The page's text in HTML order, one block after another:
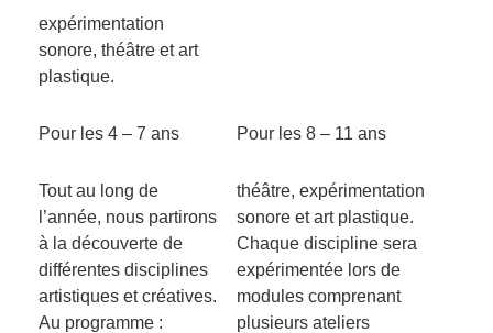
expérimentation
sonore, théâtre et art
plastique.
Pour les 4 – 7 ans Pour les 8 – 11 ans
Tout au long de
l’année, nous partirons
à la découverte de
différentes disciplines
artistiques et créatives.
Au programme :
théâtre, expérimentation
sonore et art plastique.
Chaque discipline sera
expérimentée lors de
modules comprenant
plusieurs ateliers